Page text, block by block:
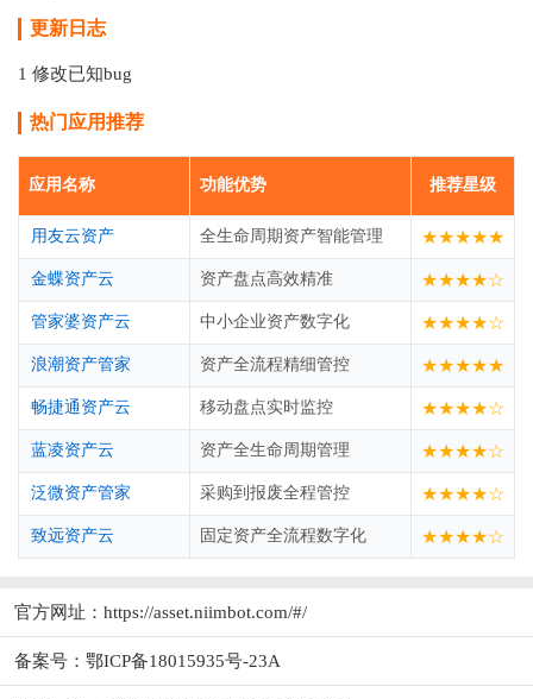
更新日志
1 修改已知bug
热门应用推荐
应用名称 功能优势 推荐星级
用友云资产 全生命周期资产智能管理 ★★★★★
金蝶资产云 资产盘点高效精准 ★★★★☆
管家婆资产云 中小企业资产数字化 ★★★★☆
浪潮资产管家 资产全流程精细管控 ★★★★★
畅捷通资产云 移动盘点实时监控 ★★★★☆
蓝凌资产云 资产全生命周期管理 ★★★★☆
泛微资产管家 采购到报废全程管控 ★★★★☆
致远资产云 固定资产全流程数字化 ★★★★☆
官方网址： https://asset.niimbot.com/#/
备案号：鄂ICP备18015935号-23A